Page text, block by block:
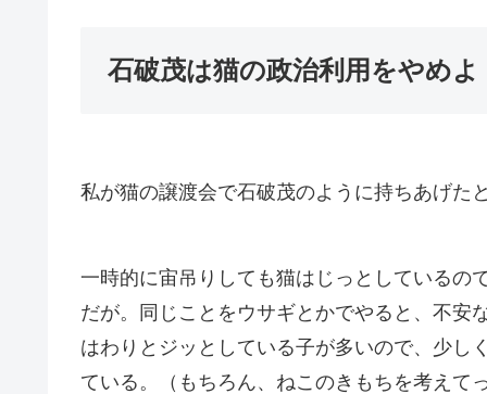
石破茂は猫の政治利用をやめよ
私が猫の譲渡会で石破茂のように持ちあげた
一時的に宙吊りしても猫はじっとしているの
だが。同じことをウサギとかでやると、不安
はわりとジッとしている子が多いので、少し
ている。（もちろん、ねこのきもちを考えて